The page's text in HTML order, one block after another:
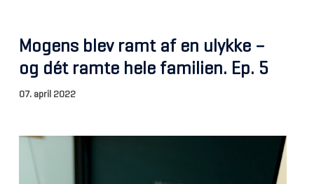
Mogens blev ramt af en ulykke –
og dét ramte hele familien. Ep. 5
07. april 2022